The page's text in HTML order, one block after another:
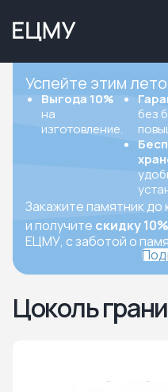
Успейте этим
Выгода 10%
на
изготовление.
без
Закажите памятник до
и получите скидку 10%
ЕЦМУ, с заботой о
Цоколь